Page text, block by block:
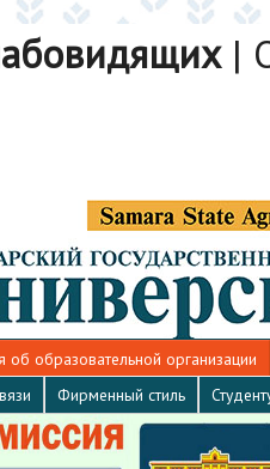
|
об образовательной организации
Фирменный стиль